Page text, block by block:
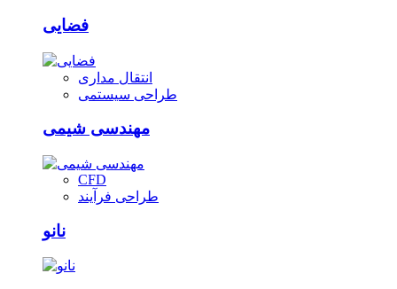
فضایی
انتقال مداری
طراحی سیستمی
مهندسی شیمی
CFD
طراحی فرآیند
نانو